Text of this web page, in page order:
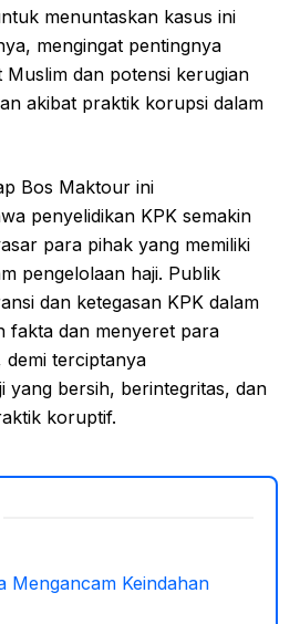
menuntaskan kasus ini
mengingat pentingnya
Muslim dan potensi kerugian
akibat praktik korupsi dalam
Bos Maktour ini
penyelidikan KPK semakin
para pihak yang memiliki
pengelolaan haji. Publik
dan ketegasan KPK dalam
fakta dan menyeret para
demi terciptanya
yang bersih, berintegritas, dan
koruptif.
Mengancam Keindahan